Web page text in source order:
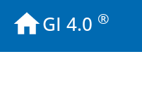
GI 4.0 ®